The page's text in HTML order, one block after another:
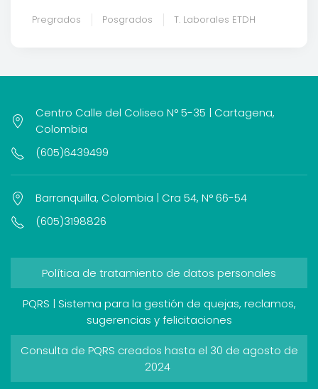
Pregrados Posgrados T. Laborales ETDH
Centro Calle del Coliseo N° 5-35 | Cartagena,
Colombia
(605)6439499
Barranquilla, Colombia | Cra 54, N° 66-54
(605)3198826
Política de tratamiento de datos personales
PQRS | Sistema para la gestión de quejas, reclamos,
sugerencias y felicitaciones
Consulta de PQRS creados hasta el 30 de agosto de
2024